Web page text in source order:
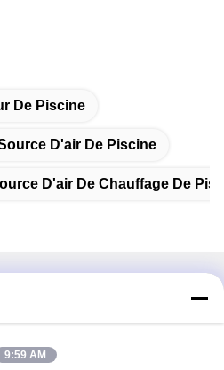
De Piscine
D'air De Piscine
D'air De Chauffage De
Road, Yongfeng Industrial Park,
9:59 AM